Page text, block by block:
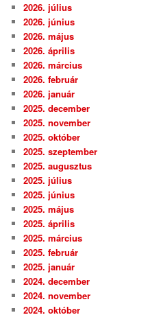
2026. július
2026. június
2026. május
2026. április
2026. március
2026. február
2026. január
2025. december
2025. november
2025. október
2025. szeptember
2025. augusztus
2025. július
2025. június
2025. május
2025. április
2025. március
2025. február
2025. január
2024. december
2024. november
2024. október